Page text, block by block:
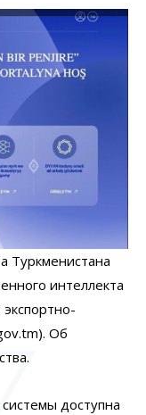
Туркменистана
интеллекта
Об
доступна